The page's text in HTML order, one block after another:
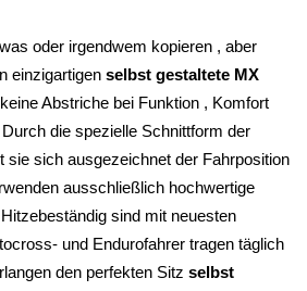
oder irgendwem kopieren , aber
einzigartigen selbst gestaltete MX
Abstriche bei Funktion , Komfort
sie sich ausgezeichnet der Fahrposition
ausschließlich hochwertige
sind mit neuesten
und Endurofahrer tragen täglich
den perfekten Sitz selbst